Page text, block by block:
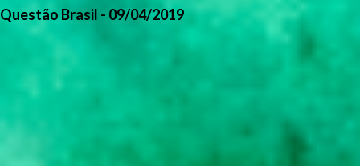
Questão Brasil - 09/04/2019